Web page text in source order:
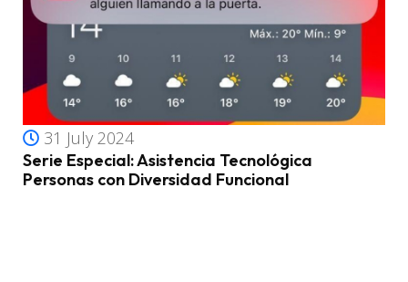
31 July 2024
Serie Especial: Asistencia Tecnológica
Personas con Diversidad Funcional